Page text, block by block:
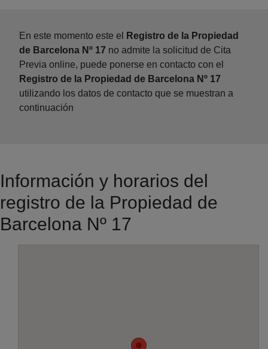
En este momento este el
Registro de la Propiedad
de Barcelona Nº 17 no admite la solicitud de Cita
Previa online, puede ponerse en contacto con el
Registro de la Propiedad de Barcelona Nº 17
utilizando los datos de contacto que se muestran a
continuación
Información y horarios del
registro de la Propiedad de
Barcelona Nº 17